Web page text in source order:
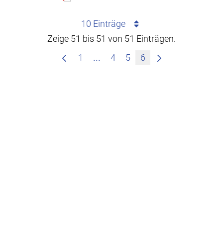
10 Einträge
Zeige 51 bis 51 von 51 Einträgen.
1
... Zwischenseiten Navigieren
4 5 6